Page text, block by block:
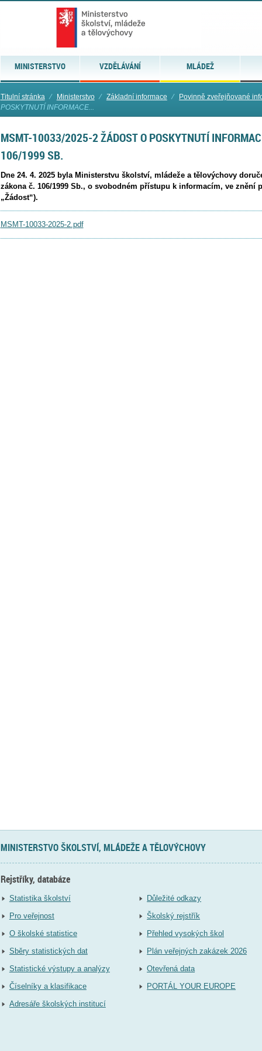
MINISTERSTVO VZDĚLÁVÁNÍ MLÁDEŽ
Titulní stránka ⁄ Ministerstvo ⁄ Základní informace ⁄
Povinně zveřejňované
POSKYTNUTÍ INFORMACE...
MSMT-10033/2025-2 ŽÁDOST O POSKYTNUTÍ
106/1999 SB.
Dne 24. 4. 2025 byla Ministerstvu školství, mládeže a tělovýchovy
zákona č. 106/1999 Sb., o svobodném přístupu k informacím, ve znění
„Žádost“).
MSMT-10033-2025-2.pdf
MINISTERSTVO ŠKOLSTVÍ, MLÁDEŽE A TĚLOVÝCHOVY
Rejstříky, databáze
Statistika školství
Pro veřejnost
O školské statistice
Sběry statistických dat
Statistické výstupy a analýzy
Číselníky a klasifikace
Adresáře školských institucí
Důležité odkazy
Školský rejstřík
Přehled vysokých škol
Plán veřejných zakázek 2026
Otevřená data
PORTÁL YOUR EUROPE